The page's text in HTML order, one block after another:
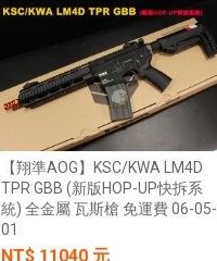
加入購物車
【翔準AOG】KSC/KWA LM4D
TPR GBB (新版HOP-UP快拆系
統) 全金屬 瓦斯槍 免運費 06-05-
01
NT$ 11040 元